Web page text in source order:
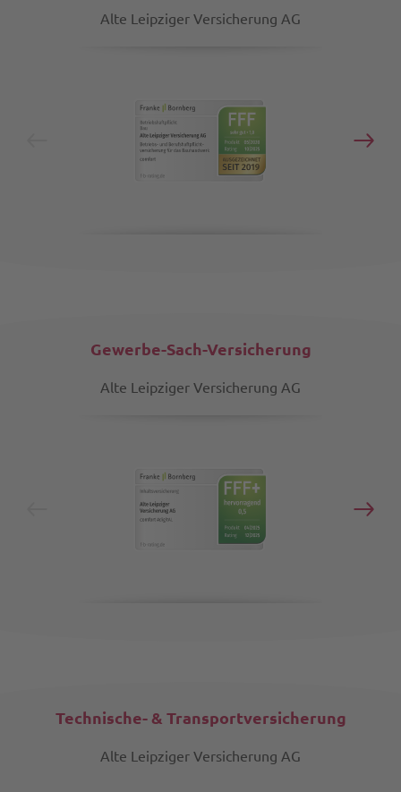
Alte Leipziger Versicherung AG
Gewerbe-Sach-Versicherung
Alte Leipziger Versicherung AG
Technische- & Transportversicherung
Alte Leipziger Versicherung AG